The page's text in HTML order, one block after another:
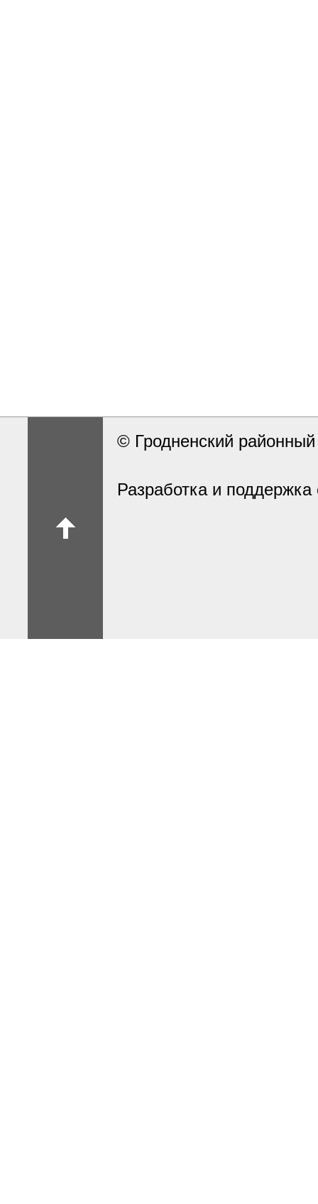
© Гродненский
Разработка и поддержка